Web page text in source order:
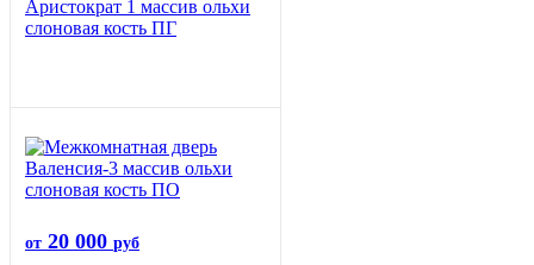
Аристократ 1 массив ольхи
слоновая кость ПГ
от 20 000 руб